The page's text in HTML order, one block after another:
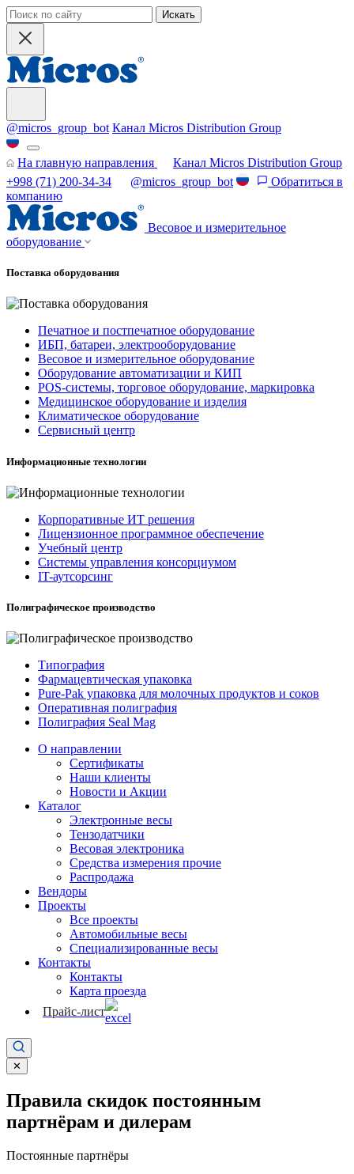
Искать
@micros_group_bot Канал Micros Distribution Group
На главную направления
Канал Micros Distribution Group
+998 (71) 200-34-34
@micros_group_bot
Обратиться в
компанию
Весовое и измерительное
оборудование
Поставка оборудования
Печатное и постпечатное оборудование
ИБП, батареи, электрооборудование
Весовое и измерительное оборудование
Оборудование автоматизации и КИП
POS-системы, торговое оборудование, маркировка
Медицинское оборудование и изделия
Климатическое оборудование
Сервисный центр
Информационные технологии
Корпоративные ИТ решения
Лицензионное программное обеспечение
Учебный центр
Системы управления консорциумом
IT-аутсорсинг
Полиграфическое производство
Типография
Фармацевтическая упаковка
Pure-Pak упаковка для молочных продуктов и соков
Оперативная полиграфия
Полиграфия Seal Mag
О направлении
Сертификаты
Наши клиенты
Новости и Акции
Каталог
Электронные весы
Тензодатчики
Весовая электроника
Средства измерения прочие
Распродажа
Вендоры
Проекты
Все проекты
Автомобильные весы
Специализированные весы
Контакты
Контакты
Карта проезда
Прайс-лист
✕
Правила скидок постоянным
партнёрам и дилерам
Постоянные партнёры